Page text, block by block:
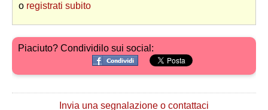
o registrati subito
Piaciuto? Condividilo sui social:
Invia una segnalazione o contattaci